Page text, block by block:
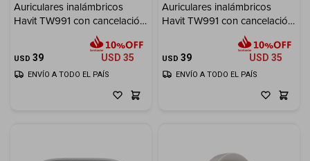
Auriculares inalámbricos
Havit TW991 con cancelación
USD 39 USD 35
ENVÍO A TODO EL PAÍS
Auriculares inalámbricos
Havit TW991 con cancelación
USD 39 USD 35
ENVÍO A TODO EL PAÍS